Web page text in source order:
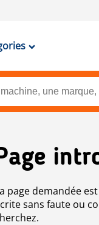
page demandée
sans faute ou